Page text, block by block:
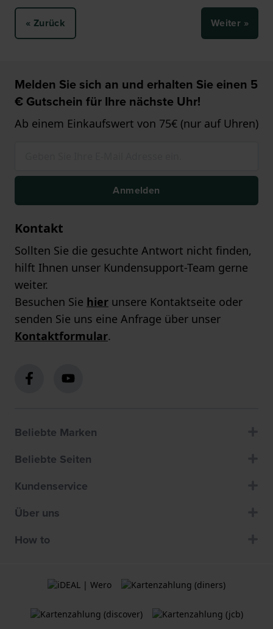
« Zurück Weiter »
Melden Sie sich an und erhalten Sie einen 5
€ Gutschein für Ihre nächste Uhr!
Ab einem Einkaufswert von 75€ (nur auf Uhren)
Anmelden
Kontakt
Sollten Sie die gesuchte Antwort nicht finden,
hilft Ihnen unser Kundensupport-Team gerne
weiter.
Besuchen Sie hier unsere Kontaktseite oder
senden Sie uns eine Anfrage über unser
Kontaktformular.
Beliebte Marken
Beliebte Seiten
Kundenservice
Über uns
How to